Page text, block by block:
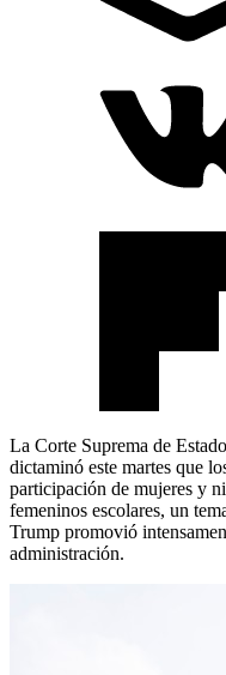
La Corte Suprema de
dictaminó este martes que
participación de mujeres y
femeninos escolares, un
Trump promovió
administración.